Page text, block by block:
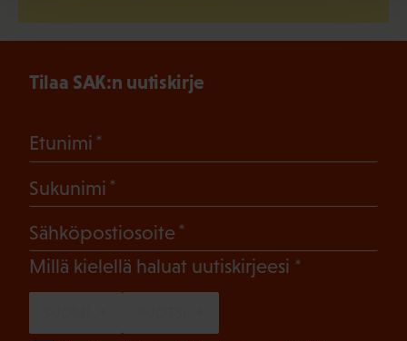
Tilaa SAK:n uutiskirje
Etunimi
Sukunimi
Sähköpostiosoite
Millä kielellä haluat uutiskirjeesi (Pakollinen)